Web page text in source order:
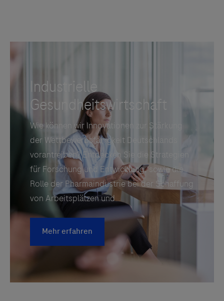
Links zu Websites Dritter werden im Sinne des
Servicegedankens angeboten. Der Herausgeber äußert
keine Meinung über den Inhalt von Websites Dritter und
lehnt ausdrücklich jegliche Verantwortung für
Drittinformationen und deren Verwendung ab.